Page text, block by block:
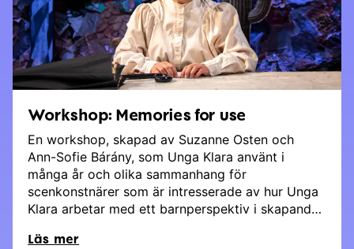
Workshop: Memories for use
En workshop, skapad av Suzanne Osten och
Ann-Sofie Bárány, som Unga Klara använt i
många år och olika sammanhang för
scenkonstnärer som är intresserade av hur Unga
Klara arbetar med ett barnperspektiv i skapande
Läs mer